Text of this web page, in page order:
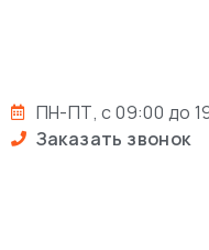
ПН-ПТ, с 09:00 до
Заказать звонок